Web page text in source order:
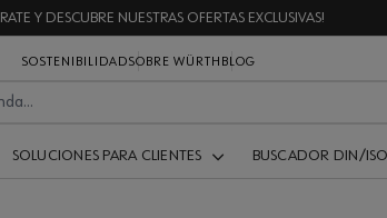
Y DESCUBRE NUESTRAS OFERTAS EXCLUSIVAS!
SOSTENIBILIDADSOBRE WÜRTH BLOG
SOLUCIONES PARA CLIENTES BUSCADOR DIN/ISO